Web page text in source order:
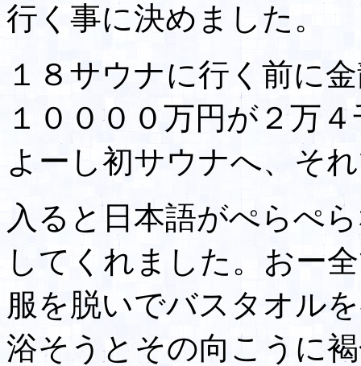
行く事に決めました。
１８サウナに行く前に
１００００万円が２万
よーし初サウナへ、そ
入ると日本語がぺらぺ
してくれました。おー
服を脱いでバスタオル
浴そうとその向こうに